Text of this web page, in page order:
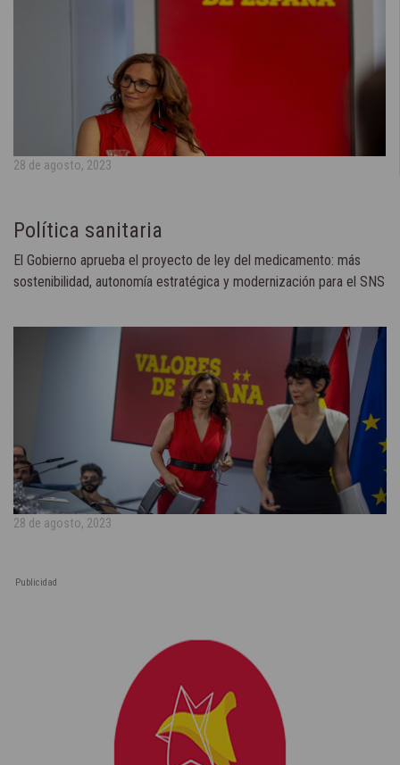
28 de agosto, 2023
Política sanitaria
El Gobierno aprueba el proyecto de ley del medicamento: más
sostenibilidad, autonomía estratégica y modernización para el SNS
28 de agosto, 2023
Publicidad